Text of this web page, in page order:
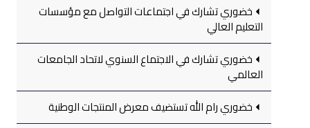
خضوري تشارك في اجتماعات التواصل مع مؤسسات
التعليم العالي
خضوري تشارك في الاجتماع السنوي لاتحاد الجامعات
العالمي
خضوري رام الله تستضيف معرض المنتجات الوطنية